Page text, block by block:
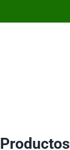
Productos